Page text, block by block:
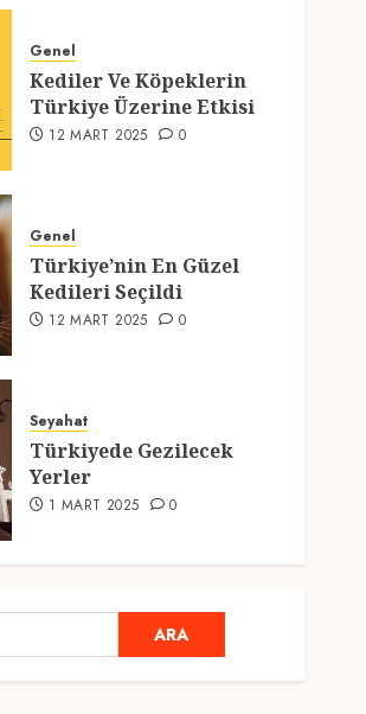
Genel
Kediler Ve Köpeklerin
Türkiye Üzerine Etkisi
12 MART 2025 0
Genel
Türkiye’nin En Güzel
Kedileri Seçildi
12 MART 2025 0
Seyahat
Türkiyede Gezilecek
Yerler
1 MART 2025 0
Ramazan Ayı 2025:
Manevi Atmosfer ve Özel
Hazırlıklar
ARA